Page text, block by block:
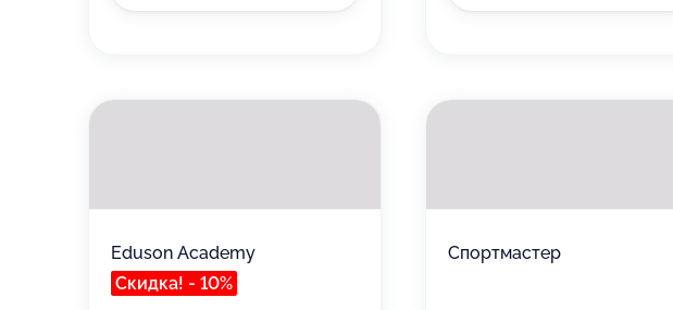
Eduson Academy
Скидка! - 10%
Спортмастер